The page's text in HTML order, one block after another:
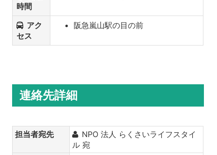
時間
アク
セス
阪急嵐山駅の目の前
連絡先詳細
担当者宛先
NPO 法人 らくさいライフスタイ
ル 宛